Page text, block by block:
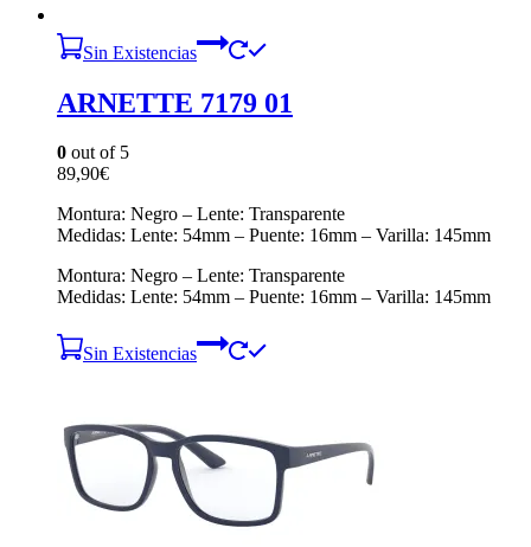
Sin Existencias
ARNETTE 7179 01
0 out of 5
89,90€
Montura: Negro – Lente: Transparente
Medidas: Lente: 54mm – Puente: 16mm – Varilla: 145mm
Montura: Negro – Lente: Transparente
Medidas: Lente: 54mm – Puente: 16mm – Varilla: 145mm
Sin Existencias